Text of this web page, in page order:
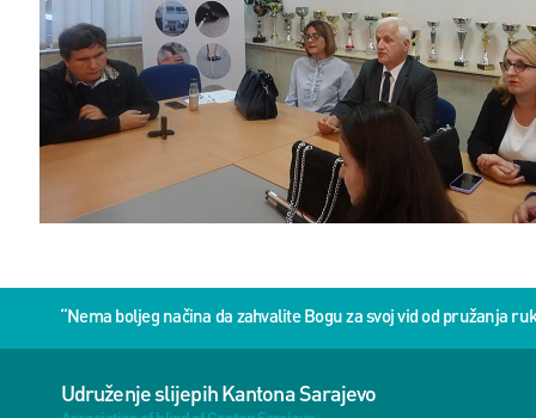
“Nema boljeg načina da zahvalite Bogu za svoj vid od pružanja
Udruženje slijepih Kantona Sarajevo